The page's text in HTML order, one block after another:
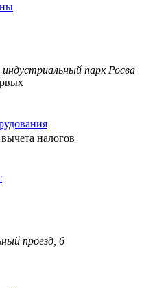
индустриальный парк Росва
налогов
проезд, 6